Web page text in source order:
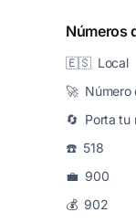
Números
🇪🇸 Local
🚀 Número
🔄 Porta tu
☎️ 518
💼 900
💰 902